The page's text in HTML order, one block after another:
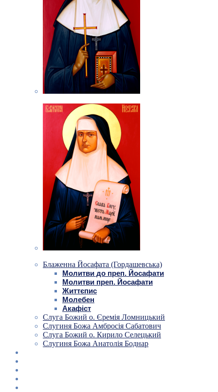
Блаженна Йосафата (Гордашевська)
Молитви до преп. Йосафати
Молитви преп. Йосафати
Життєпис
Молебен
Акафіст
Слуга Божий о. Єремія Ломницький
Слугиня Божа Амбросія Сабатович
Слуга Божий о. Кирило Селецький
Слугиня Божа Анатолія Боднар